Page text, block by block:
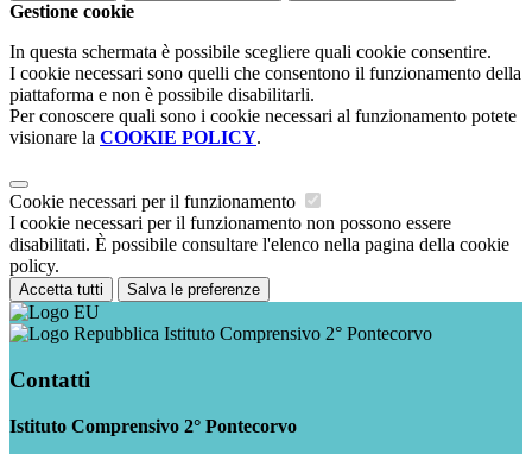
Gestione cookie
In questa schermata è possibile scegliere quali cookie consentire.
I cookie necessari sono quelli che consentono il funzionamento della
piattaforma e non è possibile disabilitarli.
Per conoscere quali sono i cookie necessari al funzionamento potete
visionare la COOKIE POLICY.
Cookie necessari per il funzionamento
I cookie necessari per il funzionamento non possono essere
disabilitati. È possibile consultare l'elenco nella pagina della cookie
policy.
Accetta tutti Salva le preferenze
Istituto Comprensivo 2° Pontecorvo
Contatti
Istituto Comprensivo 2° Pontecorvo